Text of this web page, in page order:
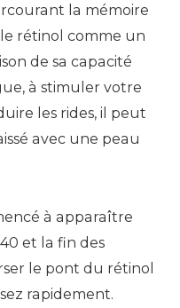
la mémoire
rétinol comme un
de sa capacité
à stimuler votre
les rides, il peut
avec une peau
à apparaître
et la fin des
le pont du rétinol
rapidement.